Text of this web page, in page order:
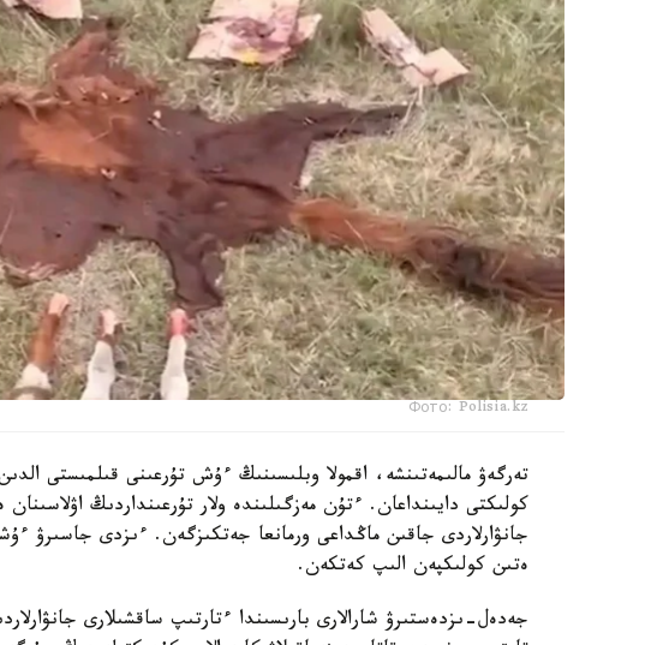
Фото: Polisia.kz
تەرگەۋ مالىمەتىنشە، اقمولا وبلىسىنىڭ ءۇش تۇرعىنى قىلمىستى
كولىكتى دايىنداعان. ءتۇن مەزگىلىندە ولار تۇرعىنداردىڭ
جانۋارلاردى جاقىن ماڭداعى ورمانعا جەتكىزگەن. ءىزدى جاسىرۋ
ەتىن كولىكپەن الىپ كەتكەن.
جەدەل-ىزدەستىرۋ شارالارى بارىسىندا ءتارتىپ ساقشىلارى